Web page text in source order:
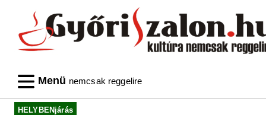
Menü nemcsak reggelire
HELYBENjárás